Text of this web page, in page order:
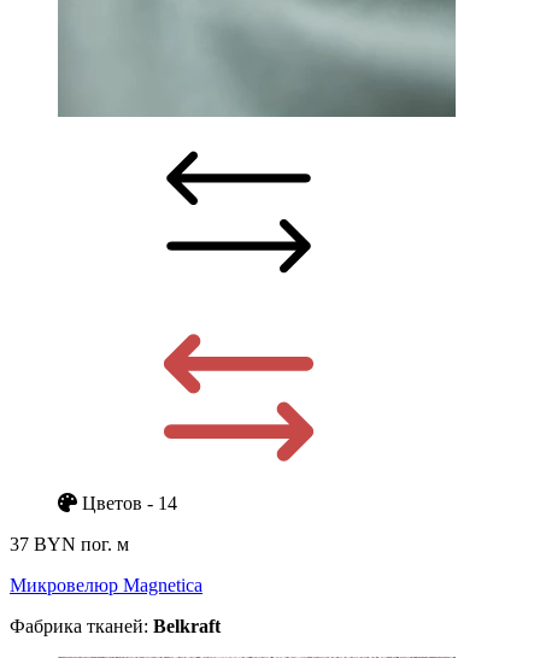
Цветов - 14
37 BYN пог. м
Микровелюр Magnetica
Фабрика тканей: Belkraft